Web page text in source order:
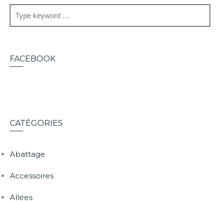
FACEBOOK
CATÉGORIES
Abattage
Accessoires
Allées